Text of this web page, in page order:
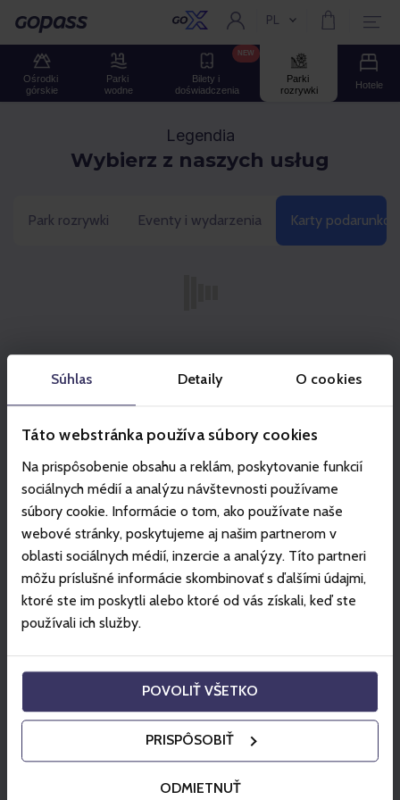
Súhlas Detaily O cookies
Táto webstránka používa súbory cookies
Na prispôsobenie obsahu a reklám, poskytovanie funkcií
sociálnych médií a analýzu návštevnosti používame
súbory cookie. Informácie o tom, ako používate naše
webové stránky, poskytujeme aj našim partnerom v
oblasti sociálnych médií, inzercie a analýzy. Títo partneri
môžu príslušné informácie skombinovať s ďalšími údajmi,
ktoré ste im poskytli alebo ktoré od vás získali, keď ste
používali ich služby.
POVOLIŤ VŠETKO
PRISPÔSOBIŤ
ODMIETNUŤ
Gopass Aktualny język:
PL
Ośrodki
górskie
Parki
wodne
Bilety i
doświadczenia
NEW
Parki
rozrywki
Hotele
Legendia
Wybierz z naszych usług
Park rozrywki Eventy i wydarzenia Karty